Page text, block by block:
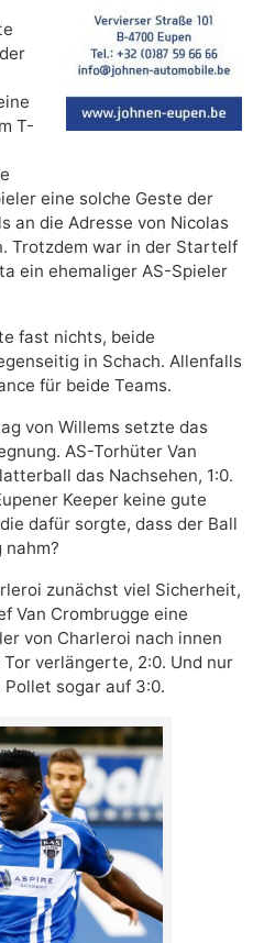
T-
eine solche Geste der
an die Adresse von Nicolas
Trotzdem war in der Startelf
ein ehemaliger AS-Spieler
fast nichts, beide
in Schach. Allenfalls
für beide Teams.
von Willems setzte das
AS-Torhüter Van
das Nachsehen, 1:0.
Keeper keine gute
dafür sorgte, dass der Ball
zunächst viel Sicherheit,
Van Crombrugge eine
von Charleroi nach innen
verlängerte, 2:0. Und nur
sogar auf 3:0.